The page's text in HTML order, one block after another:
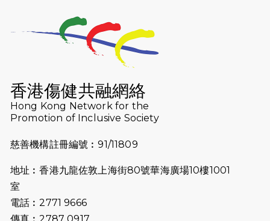
2026-07-23
猛龍長跑隊恆常練習 - 7月23日
（19:00開始）
猛龍長跑隊恆常練習 - 7月16日
2026-07-10
【猛龍戈壁118公里分享暨香港傷健共
融網絡15周年晚宴】
2026-07-09
猛龍長跑隊恆常練習 - 7月9日（19:00
2026-07-02
香港傷健共融網絡
Hong Kong Network for the
Promotion of Inclusive Society
慈善機構註冊編號︰91/11809
地址︰香港九龍佐敦上海街80號華海廣場10樓1001
室
電話︰2771 9666
傳真︰2787 0917